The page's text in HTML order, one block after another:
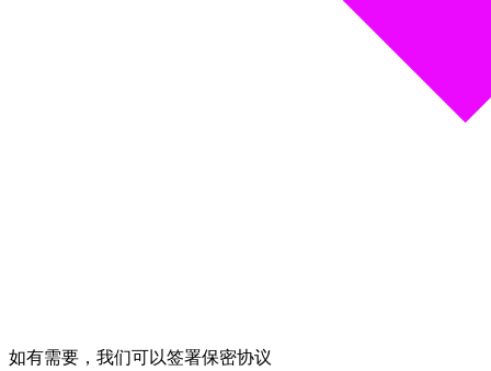
如有需要，我们可以签署保密协议